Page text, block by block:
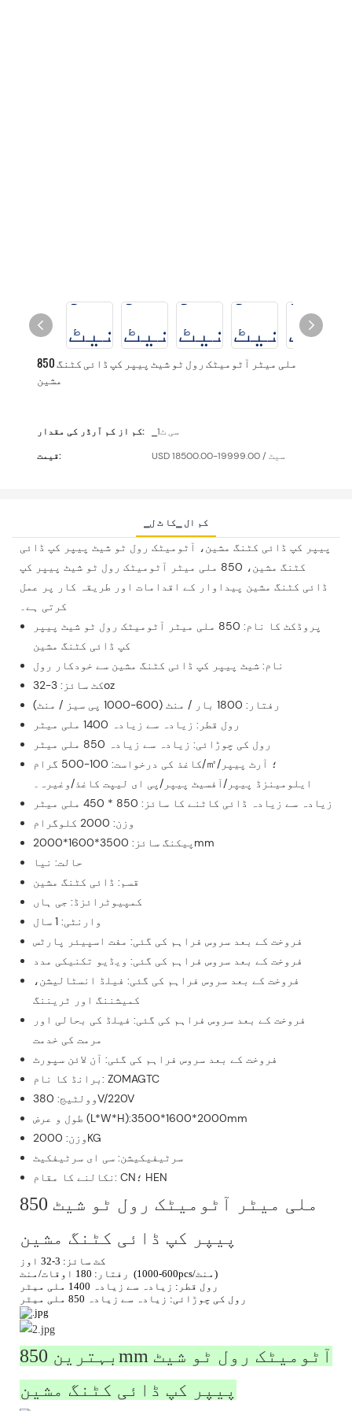
850 ملی میٹر آٹومیٹک رول ٹو شیٹ پیپر کپ ڈائی کٹنگ
مشین
کم از کم آرڈر کی مقدار:
▁سی ٹ1
قیمت:
USD 18500.00-19999.00 / سیٹ
▁کم ال ▁کا ٹ ل
پیپر کپ ڈائی کٹنگ مشین، آٹومیٹک رول ٹو شیٹ پیپر کپ ڈائی
کٹنگ مشین، 850 ملی میٹر آٹومیٹک رول ٹو شیٹ پیپر کپ
ڈائی کٹنگ مشین پیداوار کے اقدامات اور طریقہ کار پر عمل
کرتی ہے۔
پروڈکٹ کا نام: 850 ملی میٹر آٹومیٹک رول ٹو شیٹ پیپر
کپ ڈائی کٹنگ مشین
نام: شیٹ پیپر کپ ڈائی کٹنگ مشین سے خودکار رول
کٹ سائز: 3-32oz
رفتار: 1800 بار / منٹ (600-1000 پی سیز / منٹ)
رول قطر: زیادہ سے زیادہ 1400 ملی میٹر
رول کی چوڑائی: زیادہ سے زیادہ 850 ملی میٹر
کاغذ کی درخواست: 100-500 گرام/㎡؛ آرٹ پیپر/
ایلومینزڈ پیپر/آفسیٹ پیپر/پی ای لیپت کاغذ/وغیرہ۔
زیادہ سے زیادہ ڈائی کاٹنے کا سائز: 850 * 450 ملی میٹر
وزن: 2000 کلوگرام
پیکنگ سائز: 3500*1600*2000mm
حالت: نیا
قسم: ڈائی کٹنگ مشین
کمپیوٹرائزڈ: جی ہاں
وارنٹی: 1 سال
فروخت کے بعد سروس فراہم کی گئی: مفت اسپیئر پارٹس
فروخت کے بعد سروس فراہم کی گئی: ویڈیو تکنیکی مدد
فروخت کے بعد سروس فراہم کی گئی: فیلڈ انسٹالیشن،
کمیشننگ اور ٹریننگ
فروخت کے بعد سروس فراہم کی گئی: فیلڈ کی بحالی اور
مرمت کی خدمت
فروخت کے بعد سروس فراہم کی گئی: آن لائن سپورٹ
برانڈ کا نام: ZOMAGTC
وولٹیج: 380V/220V
طول و عرض (L*W*H):3500*1600*2000mm
وزن: 2000KG
سرٹیفیکیشن: سی ای سرٹیفکیٹ
نکالنے کا مقام: CN؛ HEN
850 ملی میٹر آٹومیٹک رول ٹو شیٹ
پیپر کپ ڈائی کٹنگ مشین
کٹ سائز: 3-32 اوز
رفتار: 180 اوقات/منٹ (600-1000pcs/منٹ)
رول قطر: زیادہ سے زیادہ 1400 ملی میٹر
رول کی چوڑائی: زیادہ سے زیادہ 850 ملی میٹر
بہترین 850mm آٹومیٹک رول ٹو شیٹ
پیپر کپ ڈائی کٹنگ مشین